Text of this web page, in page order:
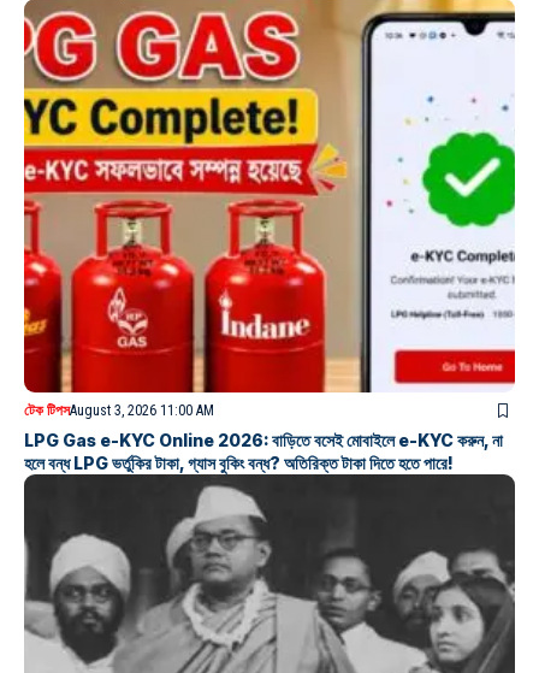
টেক টিপসAugust 3, 2026 11:00 AM
LPG Gas e-KYC Online 2026: বাড়িতে বসেই মোবাইলে e-KYC করুন, না
হলে বন্ধ LPG ভর্তুকির টাকা, গ্যাস বুকিং বন্ধ? অতিরিক্ত টাকা দিতে হতে পারে!